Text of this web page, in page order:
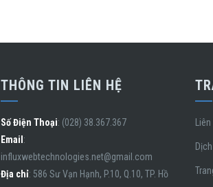
THÔNG TIN LIÊN HỆ
Số Điện Thoại: (028) 38.367.367
Email :
influxwebtechnologies.net@gmail.com
Địa chỉ: 586 Sư Vạn Hạnh, P.10, Q.10, TP. Hồ